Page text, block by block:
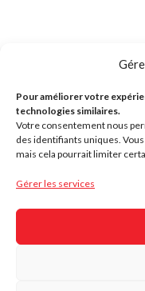
Pour améliorer votre
technologies similaires.
Votre consentement nous
des identifiants uniques.
mais cela pourrait limiter
Gérer les services